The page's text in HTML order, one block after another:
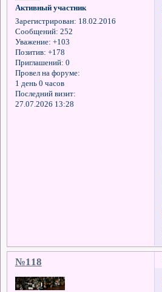
Активный участник
Зарегистрирован: 18.02.2016
Сообщений: 252
Уважение: +103
Позитив: +178
Приглашений: 0
Провел на форуме:
1 день 0 часов
Последний визит:
27.07.2026 13:28
№118